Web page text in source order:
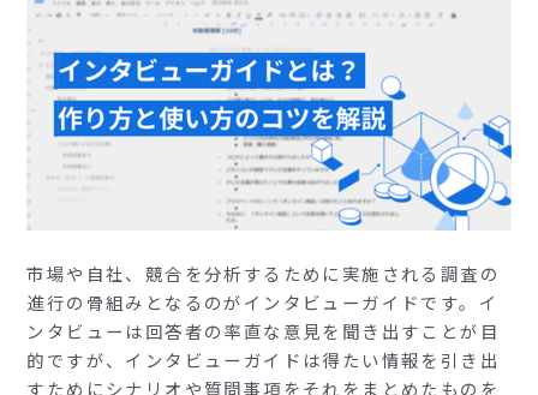
市場や自社、競合を分析するために実施される調査の
進行の骨組みとなるのがインタビューガイドです。イ
ンタビューは回答者の率直な意見を聞き出すことが目
的ですが、インタビューガイドは得たい情報を引き出
すためにシナリオや質問事項をそれをまとめたものを